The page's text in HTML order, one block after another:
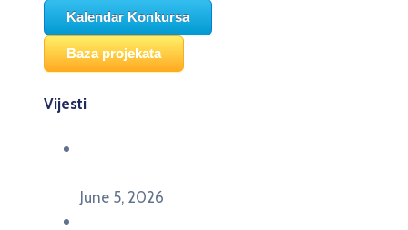
Kalendar Konkursa
Baza projekata
Vijesti
June 5, 2026